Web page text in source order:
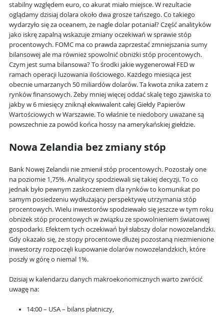
stabilny względem euro, co akurat miało miejsce. W rezultacie
oglądamy dzisiaj dolara około dwa grosze tańszego. Co takiego
wydarzyło się za oceanem, że nagle dolar potaniał? Część analityków
jako iskrę zapalną wskazuje zmiany oczekiwań w sprawie stóp
procentowych. FOMC ma co prawda zaprzestać zmniejszania sumy
bilansowej ale ma również spowolnić obniżki stóp procentowych.
Czym jest suma bilansowa? To środki jakie wygenerował FED w
ramach operacji luzowania ilościowego. Każdego miesiąca jest
obecnie umarzanych 50 miliardów dolarów. Ta kwota znika zatem z
rynków finansowych. Żeby mniej więcej oddać skalę tego zjawiska to
jakby w 6 miesięcy zniknął ekwiwalent całej Giełdy Papierów
Wartościowych w Warszawie. To właśnie te niedobory uważane są
powszechnie za powód końca hossy na amerykańskiej giełdzie.
Nowa Zelandia bez zmiany stóp
Bank Nowej Zelandii nie zmienił stóp procentowych. Pozostały one
na poziomie 1,75%. Analitycy spodziewali się takiej decyzji. To co
jednak było pewnym zaskoczeniem dla rynków to komunikat po
samym posiedzeniu wydłużający perspektywę utrzymania stóp
procentowych. Wielu inwestorów spodziewało się jeszcze w tym roku
obniżek stóp procentowych w związku ze spowolnieniem światowej
gospodarki. Efektem tych oczekiwań był słabszy dolar nowozelandzki.
Gdy okazało się, że stopy procentowe dłużej pozostaną niezmienione
inwestorzy rozpoczęli kupowanie dolarów nowozelandzkich, które
poszły w górę o niemal 1%.
Dzisiaj w kalendarzu danych makroekonomicznych warto zwrócić
uwagę na:
14:00 – USA – bilans płatniczy,